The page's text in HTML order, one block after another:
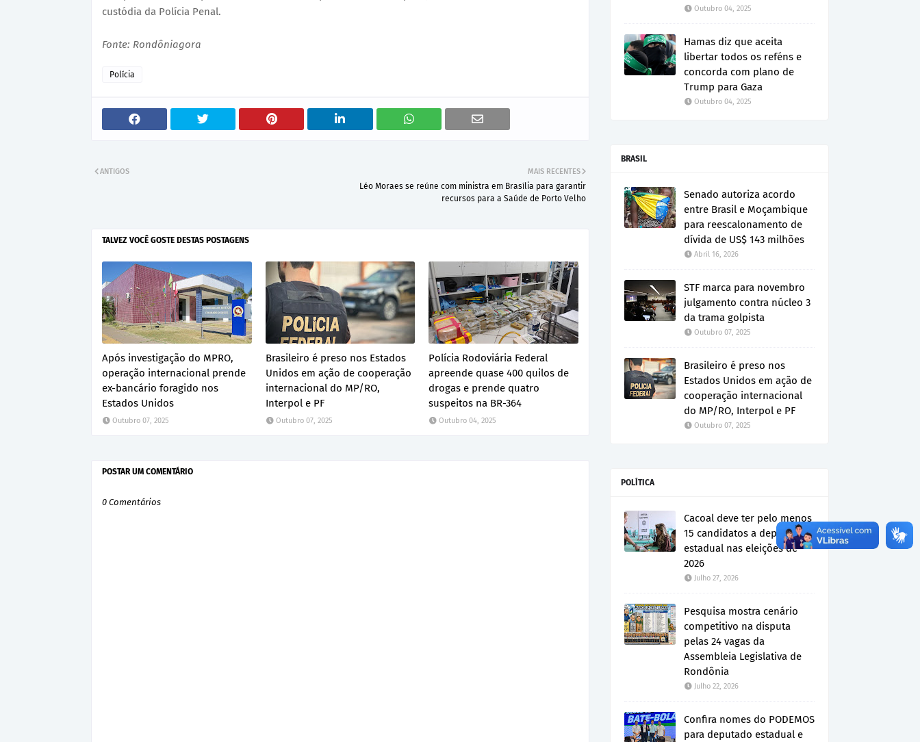
custódia da Polícia Penal.
Fonte: Rondôniagora
Polícia
MAIS RECENTES
Léo Moraes se reúne com ministra em Brasília para garantir
recursos para a Saúde de Porto Velho
ANTIGOS
TALVEZ VOCÊ GOSTE DESTAS POSTAGENS
Após investigação do MPRO,
operação internacional prende
ex-bancário foragido nos
Estados Unidos
Outubro 07, 2025
Brasileiro é preso nos Estados
Unidos em ação de cooperação
internacional do MP/RO,
Interpol e PF
Outubro 07, 2025
Polícia Rodoviária Federal
apreende quase 400 quilos de
drogas e prende quatro
suspeitos na BR-364
Outubro 04, 2025
POSTAR UM COMENTÁRIO
0 Comentários
Outubro 04, 2025
Hamas diz que aceita
libertar todos os reféns e
concorda com plano de
Trump para Gaza
Outubro 04, 2025
BRASIL
Senado autoriza acordo
entre Brasil e Moçambique
para reescalonamento de
dívida de US$ 143 milhões
Abril 16, 2026
STF marca para novembro
julgamento contra núcleo 3
da trama golpista
Outubro 07, 2025
Brasileiro é preso nos
Estados Unidos em ação de
cooperação internacional
do MP/RO, Interpol e PF
Outubro 07, 2025
POLÍTICA
Cacoal deve ter pelo menos
15 candidatos a deputado
estadual nas eleições de
2026
Julho 27, 2026
Pesquisa mostra cenário
competitivo na disputa
pelas 24 vagas da
Assembleia Legislativa de
Rondônia
Julho 22, 2026
Confira nomes do PODEMOS
para deputado estadual e